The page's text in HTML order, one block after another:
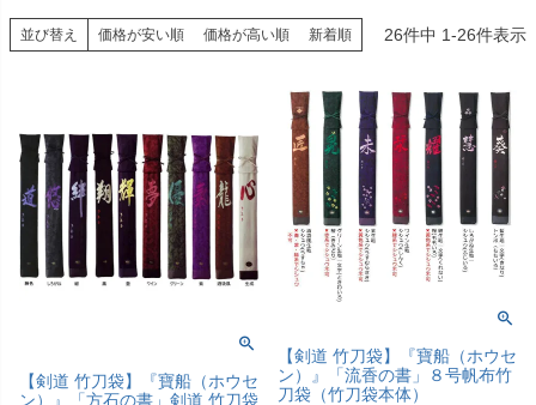
並び替え 価格が安い順 価格が高い順 新着順 26件中 1-26件表示
【剣道 竹刀袋】『寶船（ホウセ
ン）』「方石の書」剣道 竹刀袋
【剣道 竹刀袋】『寶船（ホウセ
ン）』「流香の書」８号帆布竹
刀袋（竹刀袋本体）